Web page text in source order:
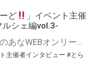
ど
」イベント主催
シェ編vol.3-
こんにちは、とらのあなWEBオンリー運営スタッフです。 新たにお届けする、イベント主催者インタビュー-マルシェ編-は、 とらのあなWEBオンリー「マルシェ」をご利用した主催様に 「マルシェ」を使って開催した感想や心がけをお聞きする企画です。 今回は、WEBオンリー初開催「つるみかるぱれーど
主催者インタビュー #とら